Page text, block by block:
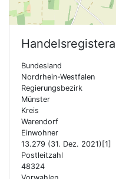
Bundesland
Nordrhein-Westfalen
Regierungsbezirk
Münster
Kreis
Warendorf
Einwohner
13.279 (31. Dez. 2021)[1]
Postleitzahl
48324